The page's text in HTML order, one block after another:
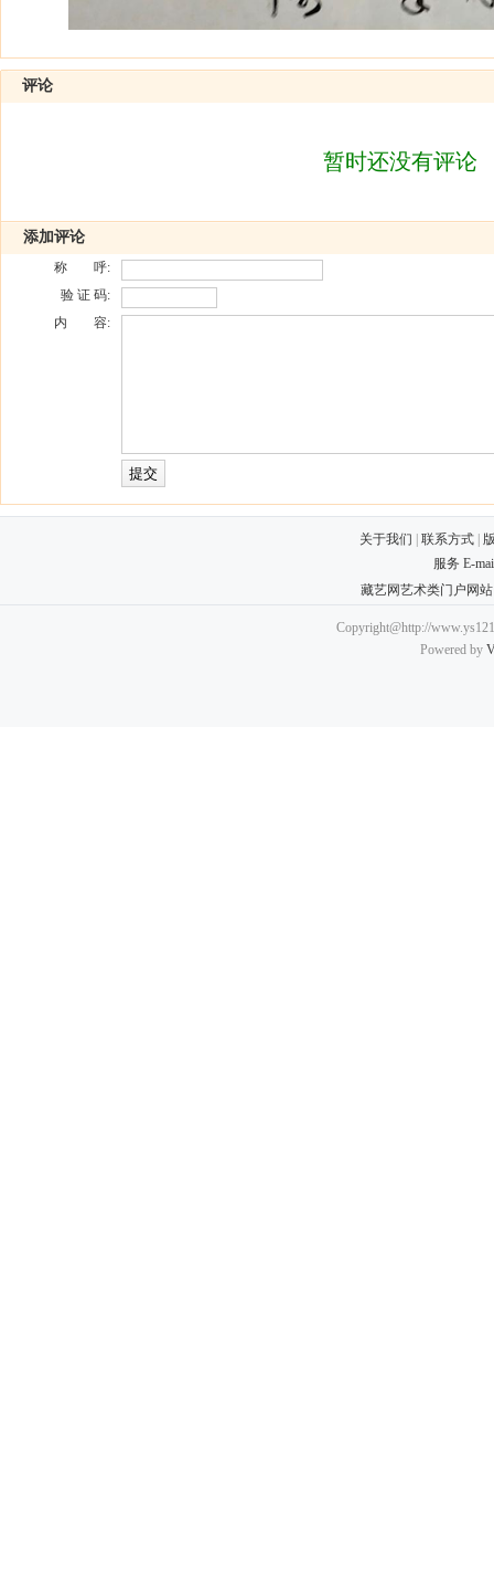
评论
暂时还没有评论
添加评论
称 呼:
验 证 码:
内 容:
关于我们 联系方式
服务 E-
藏艺网艺术类门户网
Copyright@http://
Powered by